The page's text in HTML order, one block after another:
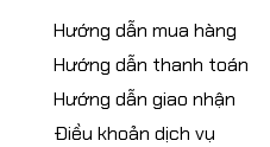
Hướng dẫn mua hàng
Hướng dẫn thanh toán
Hướng dẫn giao nhận
Điều khoản dịch vụ